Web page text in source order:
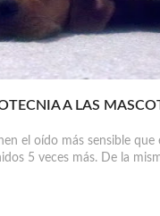
A LAS
el oído más sensible que
5 veces más. De la